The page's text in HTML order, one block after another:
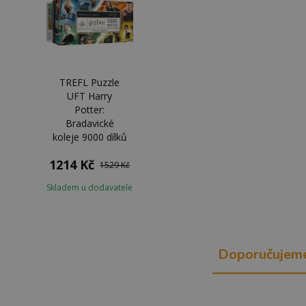
TREFL Puzzle
UFT Harry
Potter:
Bradavické
koleje 9000 dílků
1214 Kč 1529 Kč
Skladem u dodavatele